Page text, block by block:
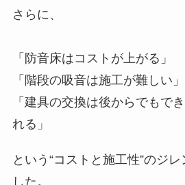
さらに、
「防音床はコストが上がる」
「階段の吸音は施工が難しい」
「建具の交換は後からでもで
れる」
という“コストと施工性”のジ
した。